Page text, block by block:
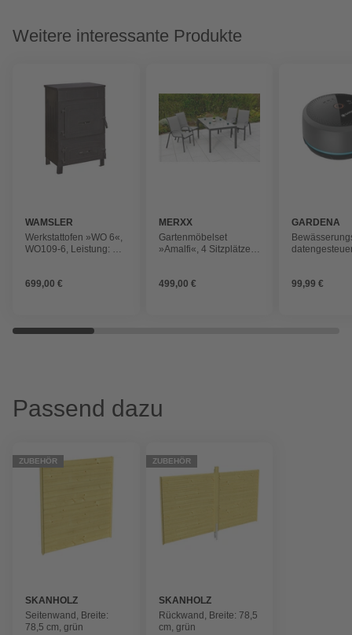
Weitere interessante Produkte
WAMSLER
Werkstattofen »WO 6«,
WO109-6, Leistung: 6
699,00 €
MERXX
Gartenmöbelset
»Amalfi«, 4 Sitzplätze,
499,00 €
GARDENA
99,99 €
Passend dazu
ZUBEHÖR
SKANHOLZ
Seitenwand, Breite:
78,5 cm, grün
ZUBEHÖR
SKANHOLZ
Rückwand, Breite: 78,5
cm, grün